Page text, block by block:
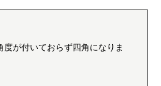
度が付いておらず四角になりま